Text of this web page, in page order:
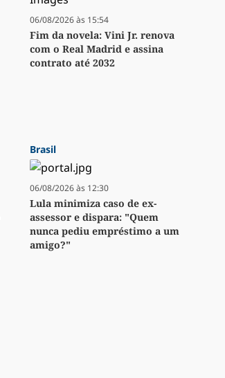
06/08/2026 às 15:54
Fim da novela: Vini Jr. renova
com o Real Madrid e assina
contrato até 2032
Brasil
06/08/2026 às 12:30
Lula minimiza caso de ex-
assessor e dispara: "Quem
nunca pediu empréstimo a um
amigo?"